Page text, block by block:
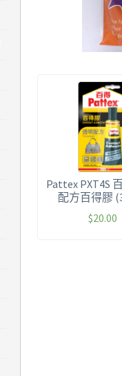
Pattex PXT4S
配方百得膠
$20.00